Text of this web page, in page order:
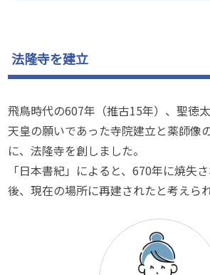
法隆寺を建立
飛鳥時代の607年（推古15年）、聖徳
天皇の願いであった寺院建立と薬師像
に、法隆寺を創しました。
「日本書紀」によると、670年に焼失
後、現在の場所に再建されたと考えら